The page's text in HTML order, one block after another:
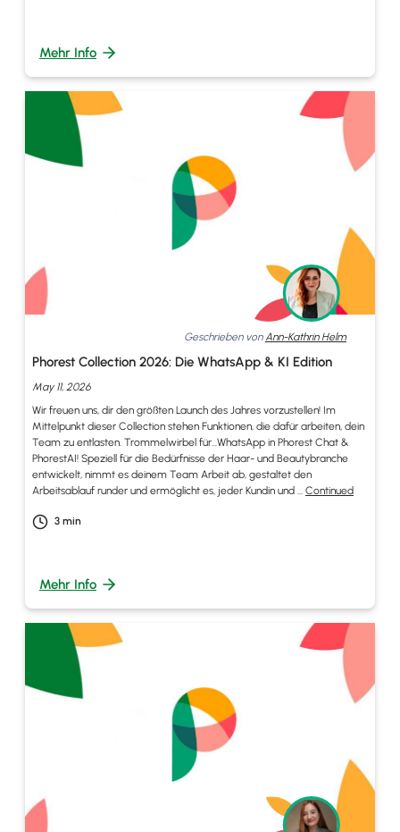
Mehr Info
Geschrieben von Ann-Kathrin Helm
Phorest Collection 2026: Die WhatsApp & KI Edition
May 11, 2026
Wir freuen uns, dir den größten Launch des Jahres vorzustellen! Im
Mittelpunkt dieser Collection stehen Funktionen, die dafür arbeiten, dein
Team zu entlasten. Trommelwirbel für…WhatsApp in Phorest Chat &
PhorestAI! Speziell für die Bedürfnisse der Haar- und Beautybranche
entwickelt, nimmt es deinem Team Arbeit ab, gestaltet den
Arbeitsablauf runder und ermöglicht es, jeder Kundin und … Continued
3 min
Mehr Info